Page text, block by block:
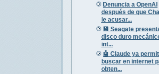
Denuncia a OpenAI
después de que
le acusar...
💾 Seagate
disco duro
int...
🤖 Claude ya
buscar en internet
obten...